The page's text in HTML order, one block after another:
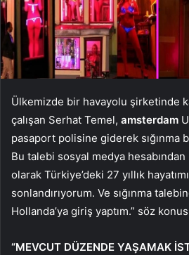
Ülkemizde bir havayolu şirketinde
çalışan Serhat Temel, amsterdam
pasaport polisine giderek sığınma
Bu talebi sosyal medya hesabından
olarak Türkiye’deki 27 yıllık
sonlandırıyorum. Ve sığınma
Hollanda’ya giriş yaptım.” söz
“MEVCUT DÜZENDE YAŞAMAK